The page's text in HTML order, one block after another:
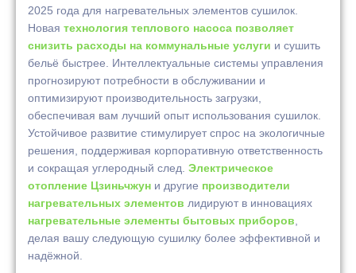
2025 года для нагревательных элементов сушилок.
Новая технология теплового насоса позволяет
снизить расходы на коммунальные услуги и сушить
бельё быстрее. Интеллектуальные системы управления
прогнозируют потребности в обслуживании и
оптимизируют производительность загрузки,
обеспечивая вам лучший опыт использования сушилок.
Устойчивое развитие стимулирует спрос на экологичные
решения, поддерживая корпоративную ответственность
и сокращая углеродный след. Электрическое
отопление Цзиньчжун и другие производители
нагревательных элементов лидируют в инновациях
нагревательные элементы бытовых приборов
делая вашу следующую сушилку более эффективной и
надёжной.